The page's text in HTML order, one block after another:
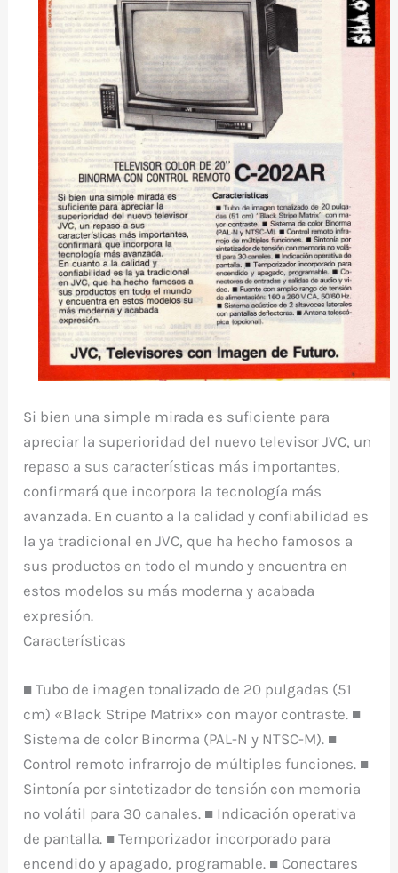
Si bien una simple mirada es suficiente para
apreciar la superioridad del nuevo televisor JVC, un
repaso a sus características más importantes,
confirmará que incorpora la tecnología más
avanzada. En cuanto a la calidad y confiabilidad es
la ya tradicional en JVC, que ha hecho famosos a
sus productos en todo el mundo y encuentra en
estos modelos su más moderna y acabada
expresión.
Características
■ Tubo de imagen tonalizado de 20 pulgadas (51
cm) «Black Stripe Matrix» con mayor contraste. ■
Sistema de color Binorma (PAL-N y NTSC-M). ■
Control remoto infrarrojo de múltiples funciones. ■
Sintonía por sintetizador de tensión con memoria
no volátil para 30 canales. ■ Indicación operativa
de pantalla. ■ Temporizador incorporado para
encendido y apagado, programable. ■ Conectares